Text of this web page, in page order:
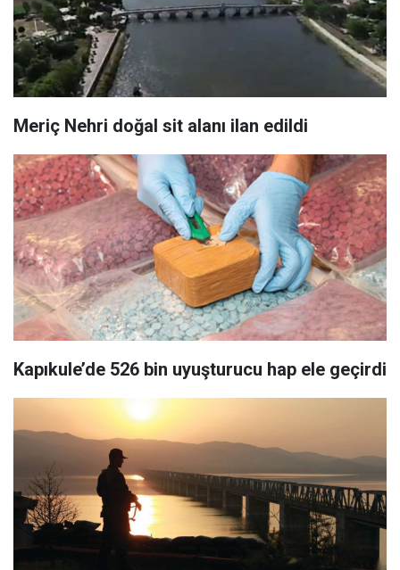
Meriç Nehri doğal sit alanı ilan edildi
Kapıkule’de 526 bin uyuşturucu hap ele geçirdi